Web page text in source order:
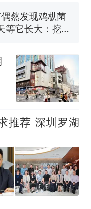
鱼徒手将其拽
直呼震惊 （视频
子，美国怕什
推荐 深圳罗湖